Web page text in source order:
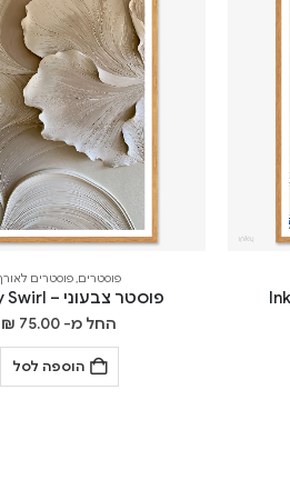
פוסטרים,פוסטרים
פוסטר צבעוני – Earthy Swirl
החל מ- ₪ 75.00
הוספה לסל